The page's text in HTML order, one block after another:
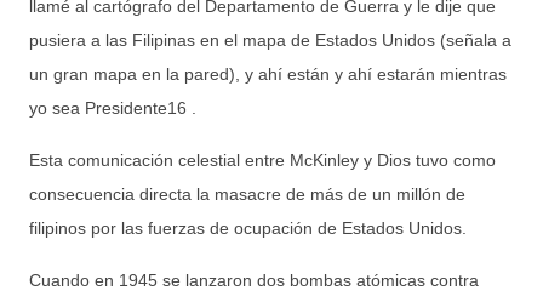
llamé al cartógrafo del Departamento de Guerra y le dije que
pusiera a las Filipinas en el mapa de Estados Unidos (señala a
un gran mapa en la pared), y ahí están y ahí estarán mientras
yo sea Presidente16 .
Esta comunicación celestial entre McKinley y Dios tuvo como
consecuencia directa la masacre de más de un millón de
filipinos por las fuerzas de ocupación de Estados Unidos.
Cuando en 1945 se lanzaron dos bombas atómicas contra